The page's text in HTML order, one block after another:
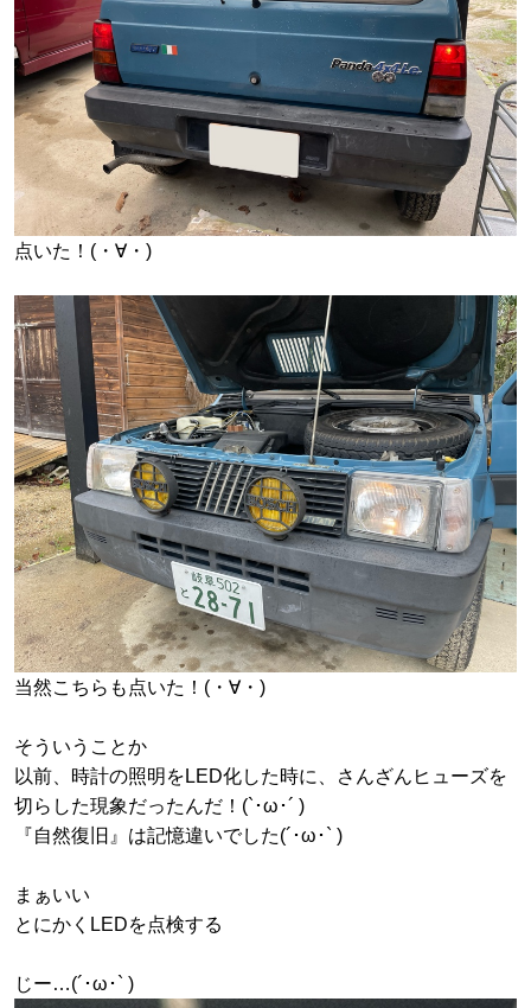
点いた！(・∀・)
当然こちらも点いた！(・∀・)
そういうことか
以前、時計の照明をLED化した時に、さんざんヒューズを
切らした現象だったんだ！(`･ω･´ )
『自然復旧』は記憶違いでした(´･ω･` )
まぁいい
とにかくLEDを点検する
じー…(´･ω･` )